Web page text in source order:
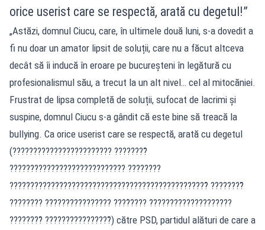
orice userist care se respectă, arată cu degetul!”
„Astăzi, domnul Ciucu, care, în ultimele două luni, s-a dovedit a
fi nu doar un amator lipsit de soluții, care nu a făcut altceva
decât să îi inducă în eroare pe bucureșteni în legătură cu
profesionalismul său, a trecut la un alt nivel… cel al mitocăniei.
Frustrat de lipsa completă de soluții, sufocat de lacrimi și
suspine, domnul Ciucu s-a gândit că este bine să treacă la
bullying. Ca orice userist care se respectă, arată cu degetul
(???????????????????????? ????????̆
???????????????????????????? ????????
????????????????????????????????????????????????̆ ????????̆
???????? ???????????????? ????̂???? ????????????????????
????????̆ ????????????????̆) către PSD, partidul alături de care a